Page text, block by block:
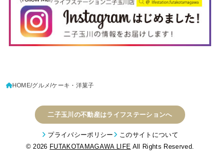
HOME グルメ ケーキ・洋菓子
二子玉川の不動産はライフステーションへ
プライバシーポリシー
このサイトについて
© 2026 FUTAKOTAMAGAWA LIFE All Rights Reserved.